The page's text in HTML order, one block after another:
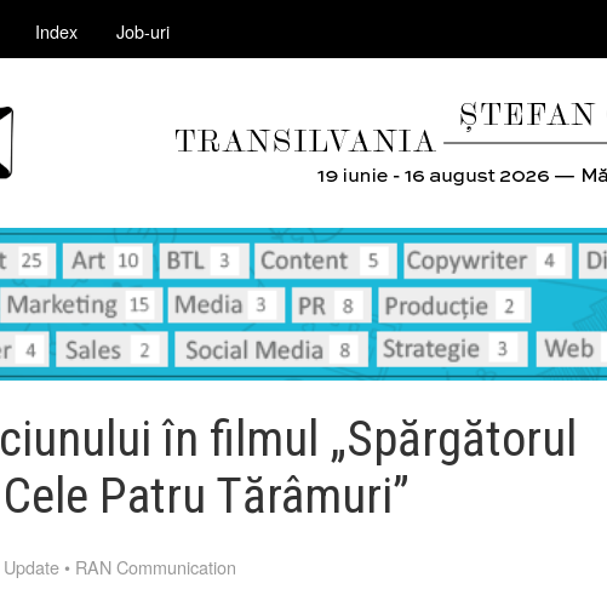
Index Job-uri
în filmul „Spărgătorul
Patru Tărâmuri”
Update • RAN Communication